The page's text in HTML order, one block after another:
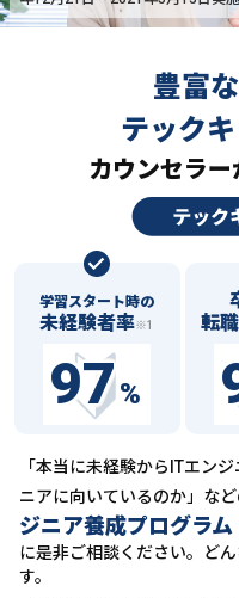
豊富
テック
カウンセラ
学習スタート時の
未経験者率※1
97%
転
「本当に未経験からITエン
ニアに向いているのか」など
ジニア養成プログラ
に是非ご相談ください。ど
す。